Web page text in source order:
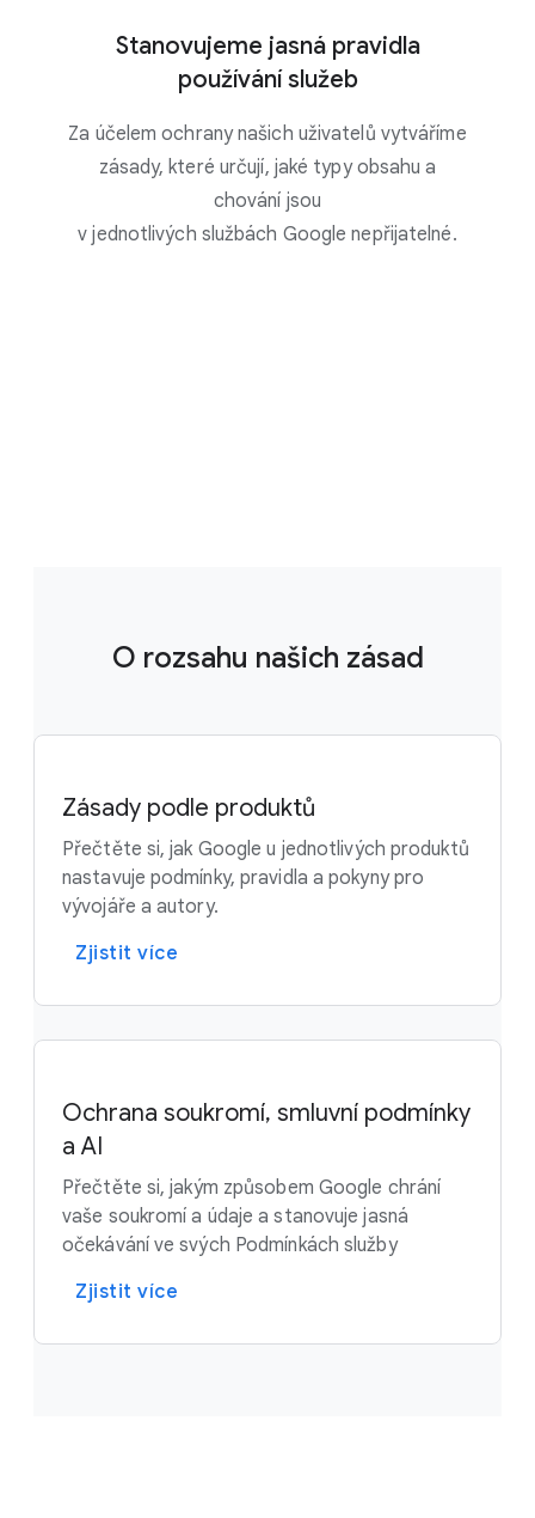
Stanovujeme jasná pravidla
používání služeb
Za účelem ochrany našich uživatelů vytváříme
zásady, které určují, jaké typy obsahu a
chování jsou
v jednotlivých službách Google nepřijatelné.
O rozsahu našich zásad
Zásady podle produktů
Přečtěte si, jak Google u jednotlivých produktů
nastavuje podmínky, pravidla a pokyny pro
vývojáře a autory.
Zjistit více
Ochrana soukromí, smluvní podmínky
a AI
Přečtěte si, jakým způsobem Google chrání
vaše soukromí a údaje a stanovuje jasná
očekávání ve svých Podmínkách služby
Zjistit více